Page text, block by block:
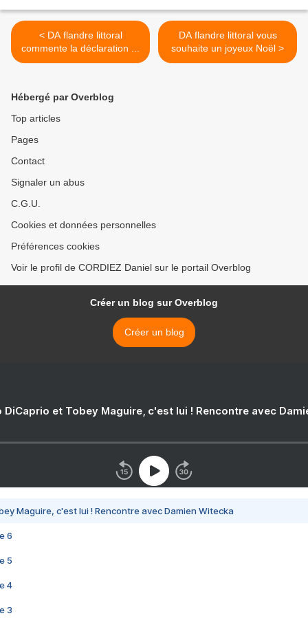
< DA flandre littoral
commente la déclaration ...
DA flandre littoral vous
souhaite un joyeux Noël >
Hébergé par Overblog
Top articles
Pages
Contact
Signaler un abus
C.G.U.
Cookies et données personnelles
Préférences cookies
Voir le profil de CORDIEZ Daniel sur le portail Overblog
Créer un blog sur Overblog
Créer un blog
DiCaprio et Tobey Maguire, c'est lui ! Rencontre avec
Maguire, c'est lui ! Rencontre avec Damien Witecka
6
5
4
3